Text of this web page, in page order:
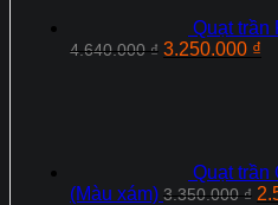
Quạt trần
4.640.000₫ Giá
3.250.000 ₫
Quạt trần
(Màu xám) 3.350.000₫